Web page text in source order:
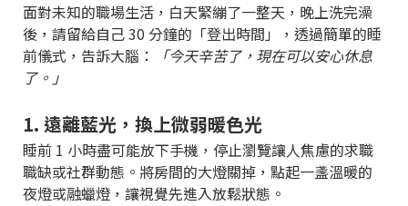
面對未知的職場生活，白天緊繃了一整天，晚上洗完澡
後，請留給自己 30 分鐘的「登出時間」，透過簡單的睡
前儀式，告訴大腦：
「今天辛苦了，現在可以安心休息
了。」
1. 遠離藍光，換上微弱暖色光
睡前 1 小時盡可能放下手機，停止瀏覽讓人焦慮的求職
職缺或社群動態。將房間的大燈關掉，點起一盞溫暖的
夜燈或融蠟燈，讓視覺先進入放鬆狀態。